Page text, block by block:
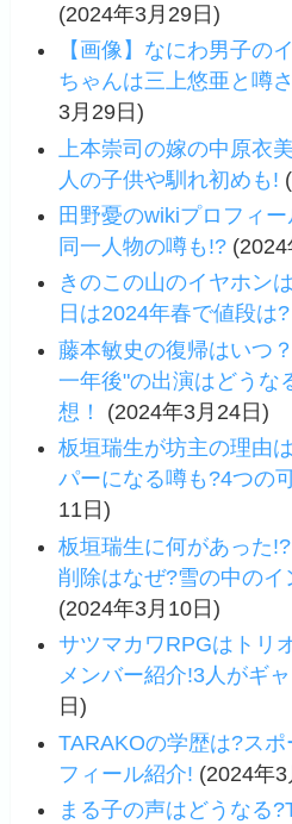
(2024年3月29日)
【画像】なにわ男子の
ちゃんは三上悠亜と噂
3月29日)
上本崇司の嫁の中原衣
人の子供や馴れ初めも!
田野憂のwikiプロフィ
同一人物の噂も!?
きのこの山のイヤホン
日は2024年春で値段は?
藤本敏史の復帰はいつ
一年後"の出演はどうな
想！
(2024年3月24日)
板垣瑞生が坊主の理由
パーになる噂も?4つの
11日)
板垣瑞生に何があった
削除はなぜ?雪の中のイ
(2024年3月10日)
サツマカワRPGはトリ
メンバー紹介!3人がギ
日)
TARAKOの学歴は?ス
フィール紹介! (2024年
まる子の声はどうなる